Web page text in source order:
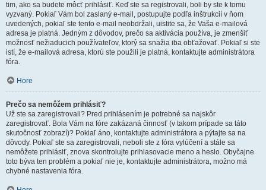
tim, ako sa budete môcť prihlásiť. Keď ste sa registrovali, boli by ste k tomu
vyzvaný. Pokiaľ Vám bol zaslaný e-mail, postupujte podľa inštrukcií v ňom
uvedených, pokiaľ ste tento e-mail neobdržali, uistite sa, že Vaša e-mailová
adresa je platná. Jedným z dôvodov, prečo sa aktivácia používa, je zmenšiť
možnosť nežiaducich používateľov, ktorý sa snažia iba obťažovať. Pokiaľ si ste
istí, že e-mailová adresa, ktorú ste použili je platná, kontaktujte administrátora
fóra.
Hore
Prečo sa nemôžem prihlásiť?
Už ste sa zaregistrovali? Pred prihlásením je potrebné sa najskôr
zaregistrovať. Bola Vám na fóre zakázaná činnosť (v takom prípade sa táto
skutočnosť zobrazí)? Pokiaľ áno, kontaktujte administrátora a pýtajte sa na
dôvody. Pokiaľ ste sa zaregistrovali, neboli ste z fóra vylúčení a stále sa
nemôžete prihlásiť, znova skontrolujte prihlasovacie meno a heslo. Obyčajne
toto býva ten problém a pokiaľ nie je, kontaktujte administrátora, možno má
chybné nastavenia fóra.